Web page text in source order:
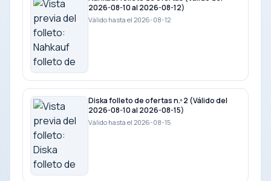
2026-08-10 al 2026-08-12)
Válido hasta el 2026-08-12
Diska folleto de ofertas n.º 2 (Válido del
2026-08-10 al 2026-08-15)
Válido hasta el 2026-08-15